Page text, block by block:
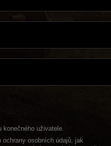
konečného uživatele.
osobních údajů, jak